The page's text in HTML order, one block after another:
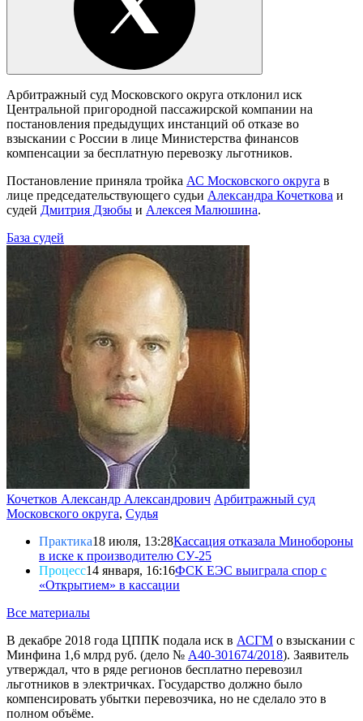
Арбитражный суд Московского округа отклонил иск
Центральной пригородной пассажирской компании на
постановления предыдущих инстанций об отказе во
взыскании с России в лице Министерства финансов
компенсации за бесплатную перевозку льготников.
Постановление приняла тройка АС Московского округа в
лице председательствующего судьи Александра Кочеткова и
судей Дмитрия Дзюбы и Алексея Малюшина.
База судей
Кочетков Александр Александрович Арбитражный суд
Московского округа, Судья
Практика18 июля, 13:28Кассация отказала Минобороны
в иске к производителю СУ-25
Процесс14 января, 16:16ФСК ЕЭС выиграла спор с
«Открытием» в кассации
Все материалы
В декабре 2018 года ЦППК подала иск в АСГМ о взыскании с
Минфина 1,6 млрд руб. (дело № А40-301674/2018). Заявитель
утверждал, что в ряде регионов бесплатно перевозил
льготников в электричках. Государство должно было
компенсировать убытки перевозчика, но не сделало это в
полном объёме.